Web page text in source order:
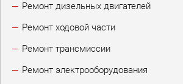
Ремонт дизельных двигателей
Ремонт ходовой части
Ремонт трансмиссии
Ремонт электрооборудования